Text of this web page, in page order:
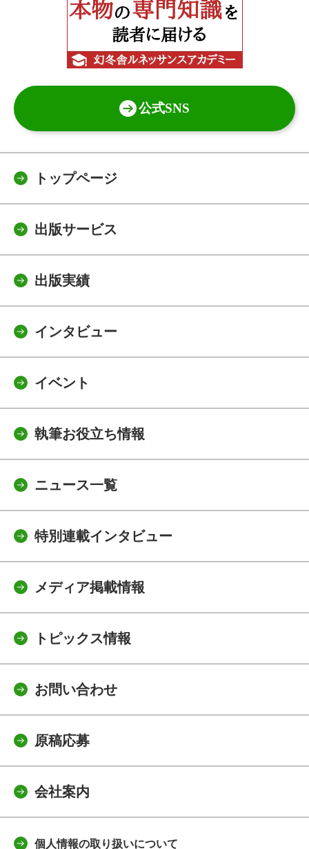
公式SNS
トップページ
出版サービス
出版実績
インタビュー
イベント
執筆お役立ち情報
ニュース一覧
特別連載インタビュー
メディア掲載情報
トピックス情報
お問い合わせ
原稿応募
会社案内
個人情報の取り扱いについて